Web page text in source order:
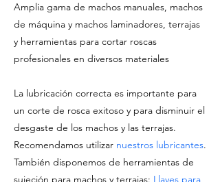
Amplia gama de machos manuales, machos
de máquina y machos laminadores, terrajas
y herramientas para cortar roscas
profesionales en diversos materiales
La lubricación correcta es importante para
un corte de rosca exitoso y para disminuir el
desgaste de los machos y las terrajas.
Recomendamos utilizar nuestros lubricantes.
También disponemos de herramientas de
sujeción para machos y terrajas: Llaves para